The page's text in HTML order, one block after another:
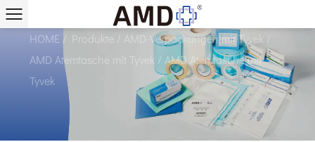
HOME / Produkte / AMD-Verpackungen mit Tyvek /
AMD Atemtasche mit Tyvek / AMD Atemtasche mit
Tyvek